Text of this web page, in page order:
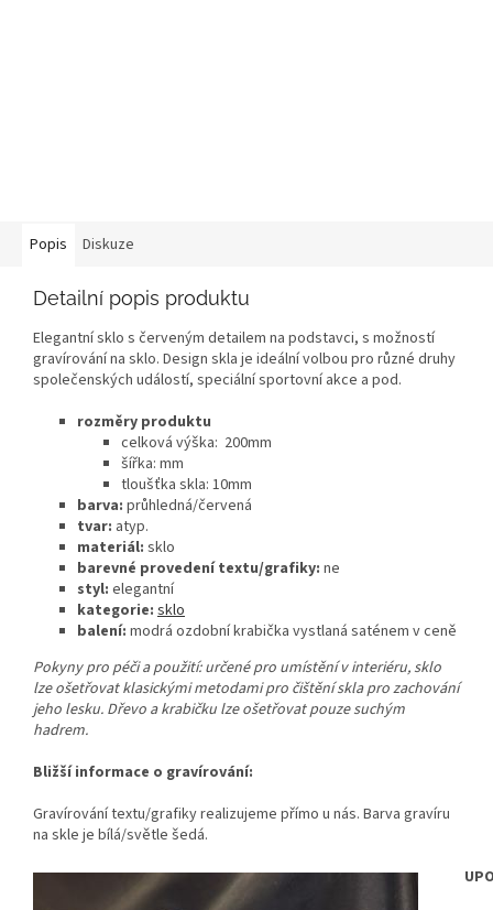
Popis Diskuze
Detailní popis produktu
Elegantní sklo s červeným detailem na podstavci, s možností
gravírování na sklo. Design skla je ideální volbou pro různé druhy
společenských událostí, speciální sportovní akce a pod.
rozměry produktu
celková výška: 200mm
šířka: mm
tloušťka skla: 10mm
barva: průhledná/červená
tvar: atyp.
materiál: sklo
barevné provedení textu/grafiky: ne
styl: elegantní
kategorie: sklo
balení: modrá ozdobní krabička vystlaná saténem v ceně
Pokyny pro péči a použití: určené pro umístění v interiéru, sklo
lze ošetřovat klasickými metodami pro čištění skla pro zachování
jeho lesku. Dřevo a krabičku lze ošetřovat pouze suchým
hadrem.
Bližší informace o gravírování:
Gravírování textu/grafiky realizujeme přímo u nás. Barva gravíru
na skle je bílá/světle šedá.